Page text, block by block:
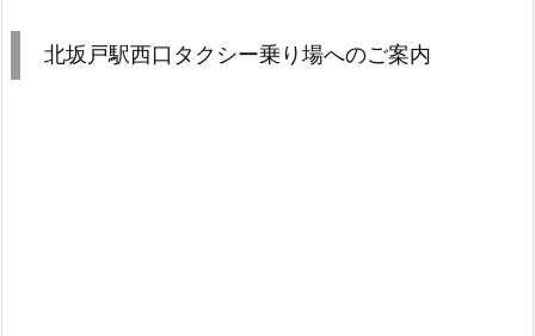
北坂戸駅西口タクシー乗り場へのご案内